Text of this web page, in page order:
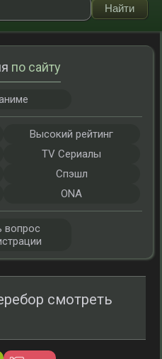
смотреть
по сайту
Высокий рейтинг
TV Сериалы
Спэшл
ONA
вопрос